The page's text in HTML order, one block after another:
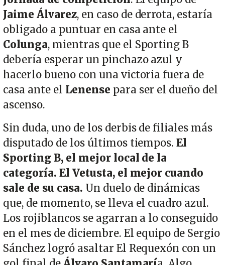
Jaime Álvarez, en caso de derrota, estaría
obligado a puntuar en casa ante el
Colunga, mientras que el Sporting B
debería esperar un pinchazo azul y
hacerlo bueno con una victoria fuera de
casa ante el Lenense para ser el dueño del
ascenso.
Sin duda, uno de los derbis de filiales más
disputado de los últimos tiempos.El
Sporting B, el mejor local de la
categoría. El Vetusta, el mejor cuando
sale de su casa. Un duelo de dinámicas
que, de momento, se lleva el cuadro azul.
Los rojiblancos se agarran a lo conseguido
en el mes de diciembre. El equipo de Sergio
Sánchez logró asaltar El Requexón con un